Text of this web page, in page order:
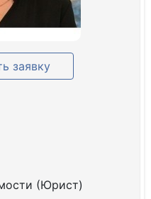
заявку
(Юрист)